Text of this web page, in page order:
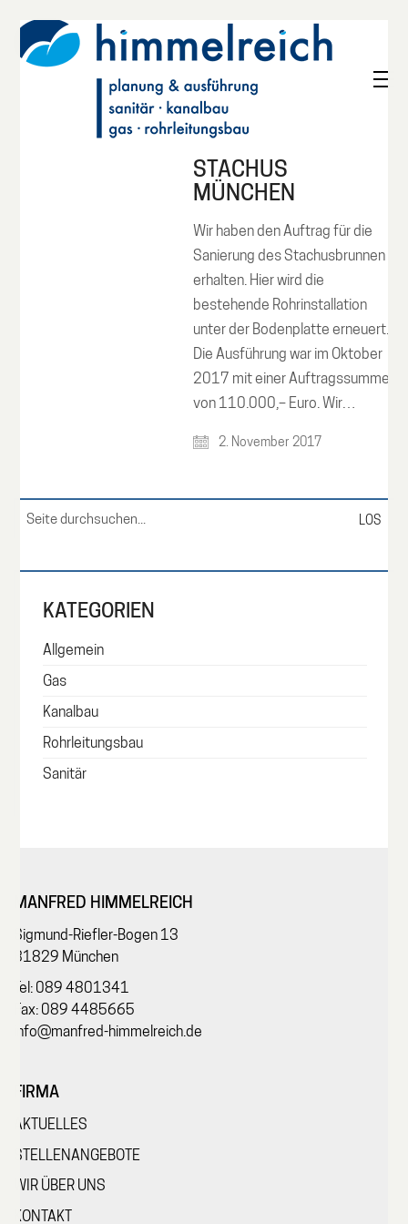
STACHUS
MÜNCHEN
Wir haben den Auftrag für die
Sanierung des Stachusbrunnen
erhalten. Hier wird die
bestehende Rohrinstallation
unter der Bodenplatte erneuert.
Die Ausführung war im Oktober
2017 mit einer Auftragssumme
von 110.000,– Euro. Wir…
2. November 2017
Suche
nach:
KATEGORIEN
Allgemein
Gas
Kanalbau
Rohrleitungsbau
Sanitär
MANFRED HIMMELREICH
Sigmund-Riefler-Bogen 13
81829 München
Tel: 089 4801341
Fax: 089 4485665
info@manfred-himmelreich.de
FIRMA
AKTUELLES
STELLENANGEBOTE
WIR ÜBER UNS
KONTAKT